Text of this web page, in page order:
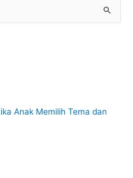
Anak Memilih Tema dan